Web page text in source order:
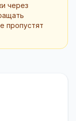
через
пропустят